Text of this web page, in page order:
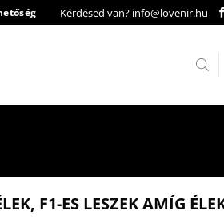
Kérdésed van? info@lovenir.hu
F1-ES LESZEK AMÍG